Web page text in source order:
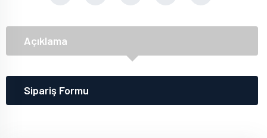
Açıklama
Sipariş Formu